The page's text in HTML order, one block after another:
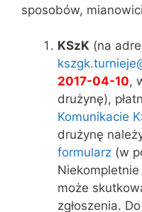
sposobów,
KSzK (na
2017-04-10,
drużynę),
Komunikacie
drużynę
formularz (w
może
zgłoszenia.